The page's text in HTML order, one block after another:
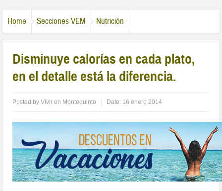
Home Secciones VEM Nutrición
Disminuye calorías en cada plato,
en el detalle está la diferencia.
Posted byVivir en Montequinto Date: 16 enero 2014